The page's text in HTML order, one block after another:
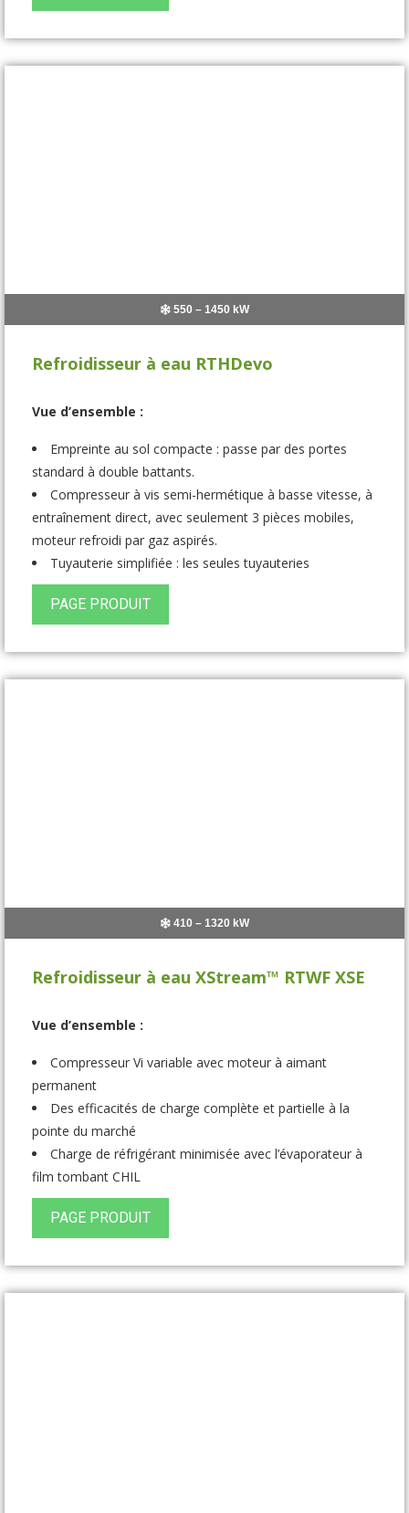
550 – 1450 kW
Refroidisseur à eau RTHDevo
Vue d’ensemble :
Empreinte au sol compacte : passe par des portes
standard à double battants.
Compresseur à vis semi-hermétique à basse vitesse, à
entraînement direct, avec seulement 3 pièces mobiles,
moteur refroidi par gaz aspirés.
Tuyauterie simplifiée : les seules tuyauteries
nécessaires sont celles de l’évaporateur et du
condensateur.
PAGE PRODUIT
410 – 1320 kW
Refroidisseur à eau XStream™ RTWF XSE
Vue d’ensemble :
Compresseur Vi variable avec moteur à aimant
permanent
Des efficacités de charge complète et partielle à la
pointe du marché
Charge de réfrigérant minimisée avec l’évaporateur à
film tombant CHIL
PAGE PRODUIT